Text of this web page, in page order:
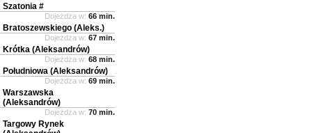
Szatonia #
Dojeżdża w: 66 min.
Bratoszewskiego (Aleks.)
Dojeżdża w: 67 min.
Krótka (Aleksandrów)
Dojeżdża w: 68 min.
Południowa (Aleksandrów)
Dojeżdża w: 69 min.
Warszawska
(Aleksandrów)
Dojeżdża w: 70 min.
Targowy Rynek